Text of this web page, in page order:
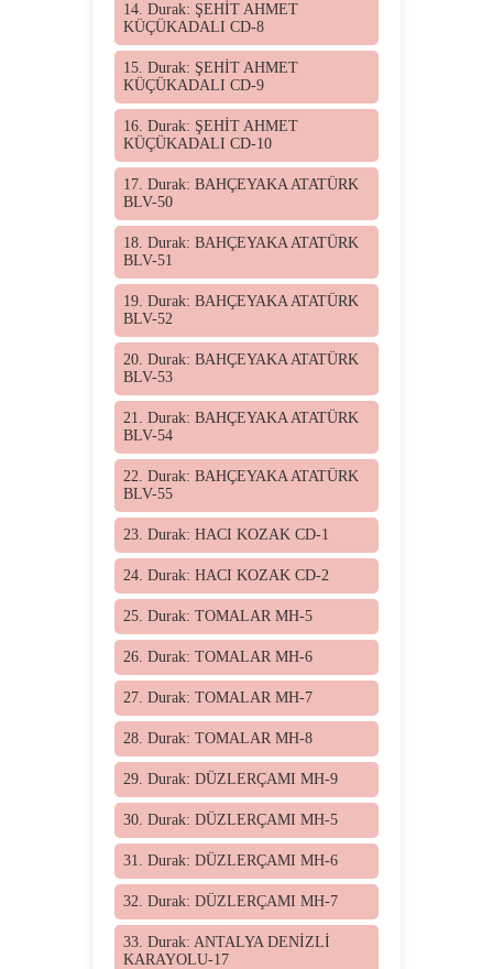
14. Durak: ŞEHİT AHMET
KÜÇÜKADALI CD-8
15. Durak: ŞEHİT AHMET
KÜÇÜKADALI CD-9
16. Durak: ŞEHİT AHMET
KÜÇÜKADALI CD-10
17. Durak: BAHÇEYAKA ATATÜRK
BLV-50
18. Durak: BAHÇEYAKA ATATÜRK
BLV-51
19. Durak: BAHÇEYAKA ATATÜRK
BLV-52
20. Durak: BAHÇEYAKA ATATÜRK
BLV-53
21. Durak: BAHÇEYAKA ATATÜRK
BLV-54
22. Durak: BAHÇEYAKA ATATÜRK
BLV-55
23. Durak: HACI KOZAK CD-1
24. Durak: HACI KOZAK CD-2
25. Durak: TOMALAR MH-5
26. Durak: TOMALAR MH-6
27. Durak: TOMALAR MH-7
28. Durak: TOMALAR MH-8
29. Durak: DÜZLERÇAMI MH-9
30. Durak: DÜZLERÇAMI MH-5
31. Durak: DÜZLERÇAMI MH-6
32. Durak: DÜZLERÇAMI MH-7
33. Durak: ANTALYA DENİZLİ
KARAYOLU-17